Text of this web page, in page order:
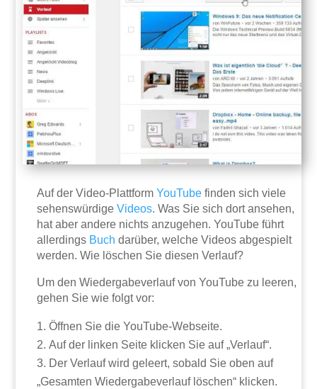
Auf der Video-PlattformYouTube finden sich viele
sehenswürdigeVideos. Was Sie sich dort ansehen,
hat aber andere nichts anzugehen. YouTube führt
allerdings Buch darüber, welche Videos abgespielt
werden. Wie löschen Sie diesen Verlauf?
Um den Wiedergabeverlauf von YouTube zu leeren,
gehen Sie wie folgt vor:
Öffnen Sie die YouTube-Webseite.
Auf der linken Seite klicken Sie auf „Verlauf“.
Der Verlauf wird geleert, sobald Sie oben auf
„Gesamten Wiedergabeverlauf löschen“ klicken.